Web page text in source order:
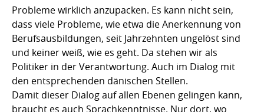
Probleme wirklich anzupacken. Es kann nicht sein,
dass viele Probleme, wie etwa die Anerkennung von
Berufsausbildungen, seit Jahrzehnten ungelöst sind
und keiner weiß, wie es geht. Da stehen wir als
Politiker in der Verantwortung. Auch im Dialog mit
den entsprechenden dänischen Stellen.
Damit dieser Dialog auf allen Ebenen gelingen kann,
braucht es auch Sprachkenntnisse. Nur dort, wo